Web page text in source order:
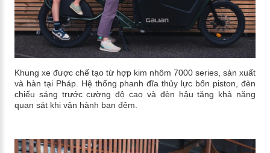
Khung xe được chế tạo từ hợp kim nhôm 7000 series, sản xuất
và hàn tại Pháp. Hệ thống phanh đĩa thủy lực bốn piston, đèn
chiếu sáng trước cường độ cao và đèn hậu tăng khả năng
quan sát khi vận hành ban đêm.